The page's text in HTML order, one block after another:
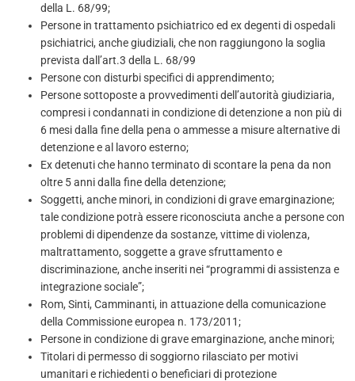
della L. 68/99;
Persone in trattamento psichiatrico ed ex degenti di ospedali
psichiatrici, anche giudiziali, che non raggiungono la soglia
prevista dall’art.3 della L. 68/99
Persone con disturbi specifici di apprendimento;
Persone sottoposte a provvedimenti dell’autorità giudiziaria,
compresi i condannati in condizione di detenzione a non più di
6 mesi dalla fine della pena o ammesse a misure alternative di
detenzione e al lavoro esterno;
Ex detenuti che hanno terminato di scontare la pena da non
oltre 5 anni dalla fine della detenzione;
Soggetti, anche minori, in condizioni di grave emarginazione;
tale condizione potrà essere riconosciuta anche a persone con
problemi di dipendenze da sostanze, vittime di violenza,
maltrattamento, soggette a grave sfruttamento e
discriminazione, anche inseriti nei “programmi di assistenza e
integrazione sociale”;
Rom, Sinti, Camminanti, in attuazione della comunicazione
della Commissione europea n. 173/2011;
Persone in condizione di grave emarginazione, anche minori;
Titolari di permesso di soggiorno rilasciato per motivi
umanitari e richiedenti o beneficiari di protezione